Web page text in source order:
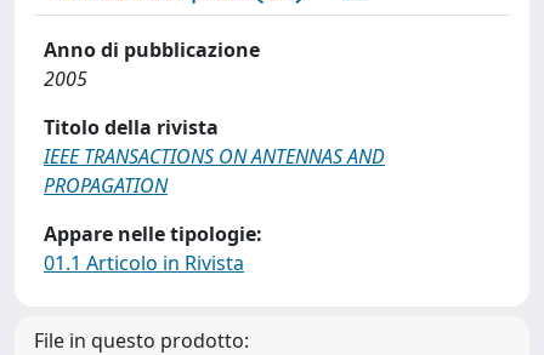
Anno di pubblicazione
2005
Titolo della rivista
IEEE TRANSACTIONS ON ANTENNAS AND
PROPAGATION
Appare nelle tipologie:
01.1 Articolo in Rivista
File in questo prodotto: